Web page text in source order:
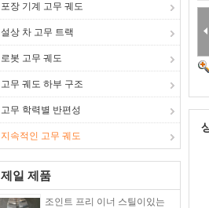
포장 기계 고무 궤도
설상 차 고무 트랙
로봇 고무 궤도
고무 궤도 하부 구조
고무 학력별 반편성
지속적인 고무 궤도
제일 제품
조인트 프리 이너 스틸이있는